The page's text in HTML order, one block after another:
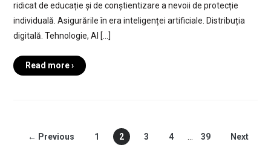
ridicat de educație și de conștientizare a nevoii de protecție
individuală. Asigurările în era inteligenței artificiale. Distribuția
digitală. Tehnologie, AI […]
Read more ›
← Previous 1 2 3 4 … 39 Next